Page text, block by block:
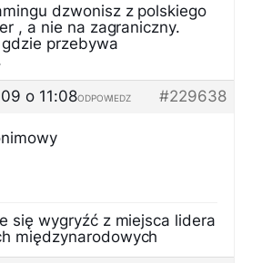
dzwonisz z polskiego
, a nie na zagraniczny.
przebywa
o 11:08
#229638
ODPOWIEDZ
się wygryźć z miejsca lidera
międzynarodowych